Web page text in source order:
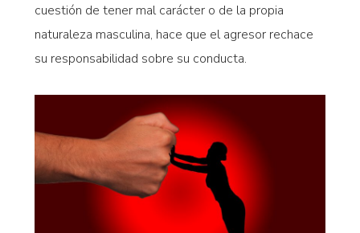
cuestión de tener mal carácter o de la propia
naturaleza masculina, hace que el agresor rechace
su responsabilidad sobre su conducta.